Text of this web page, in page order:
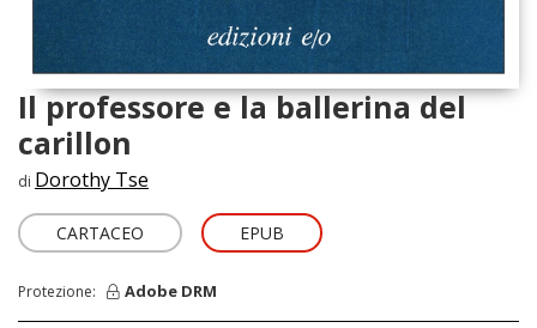
Il professore e la ballerina del
carillon
di Dorothy Tse
CARTACEO EPUB
Protezione: Adobe DRM